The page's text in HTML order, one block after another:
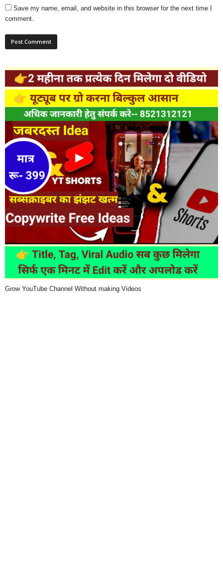
Save my name, email, and website in this browser for the next time I
comment.
Grow YouTube Channel Without making Videos